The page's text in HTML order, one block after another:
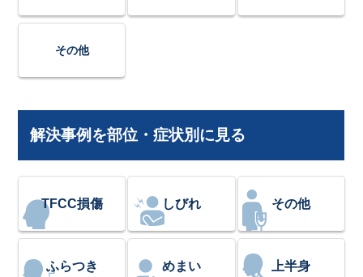
その他
解決事例を部位・症状別に見る
TFCC損傷 しびれ その他
ふらつき めまい 上半身